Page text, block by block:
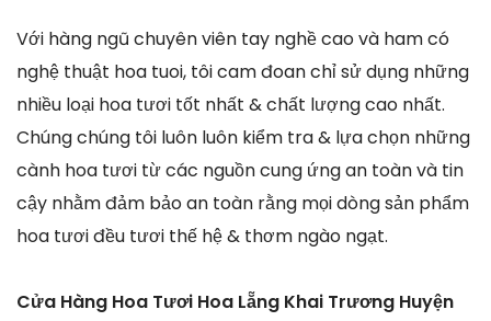
Với hàng ngũ chuyên viên tay nghề cao và ham có
nghệ thuật hoa tuoi, tôi cam đoan chỉ sử dụng những
nhiều loại hoa tươi tốt nhất & chất lượng cao nhất.
Chúng chúng tôi luôn luôn kiểm tra & lựa chọn những
cành hoa tươi từ các nguồn cung ứng an toàn và tin
cậy nhằm đảm bảo an toàn rằng mọi dòng sản phẩm
hoa tươi đều tươi thế hệ & thơm ngào ngạt.
Cửa Hàng Hoa Tươi Hoa Lẵng Khai Trương Huyện